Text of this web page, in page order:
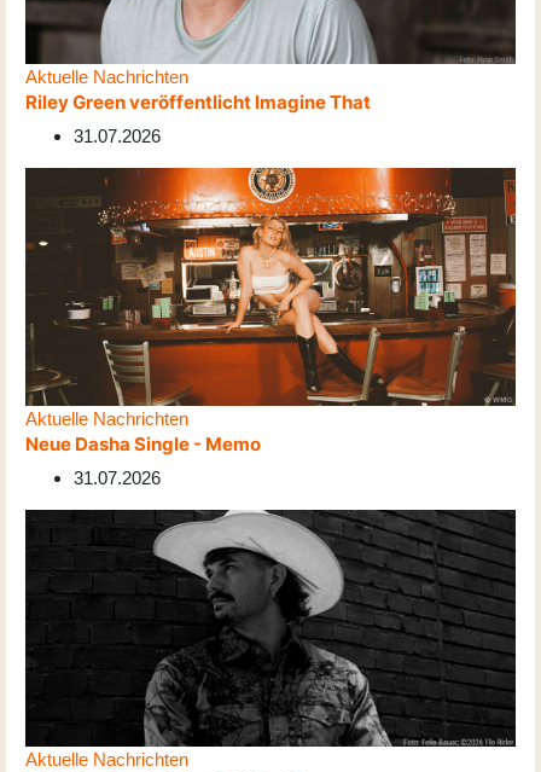
Aktuelle Nachrichten
Riley Green veröffentlicht Imagine That
31.07.2026
Aktuelle Nachrichten
Neue Dasha Single - Memo
31.07.2026
Aktuelle Nachrichten